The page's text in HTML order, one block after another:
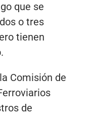
que se
o tres
tienen
Comisión de
de